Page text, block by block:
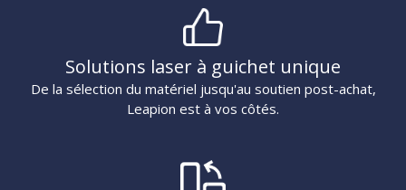
Solutions laser à guichet unique
De la sélection du matériel jusqu'au soutien post-achat,
Leapion est à vos côtés.